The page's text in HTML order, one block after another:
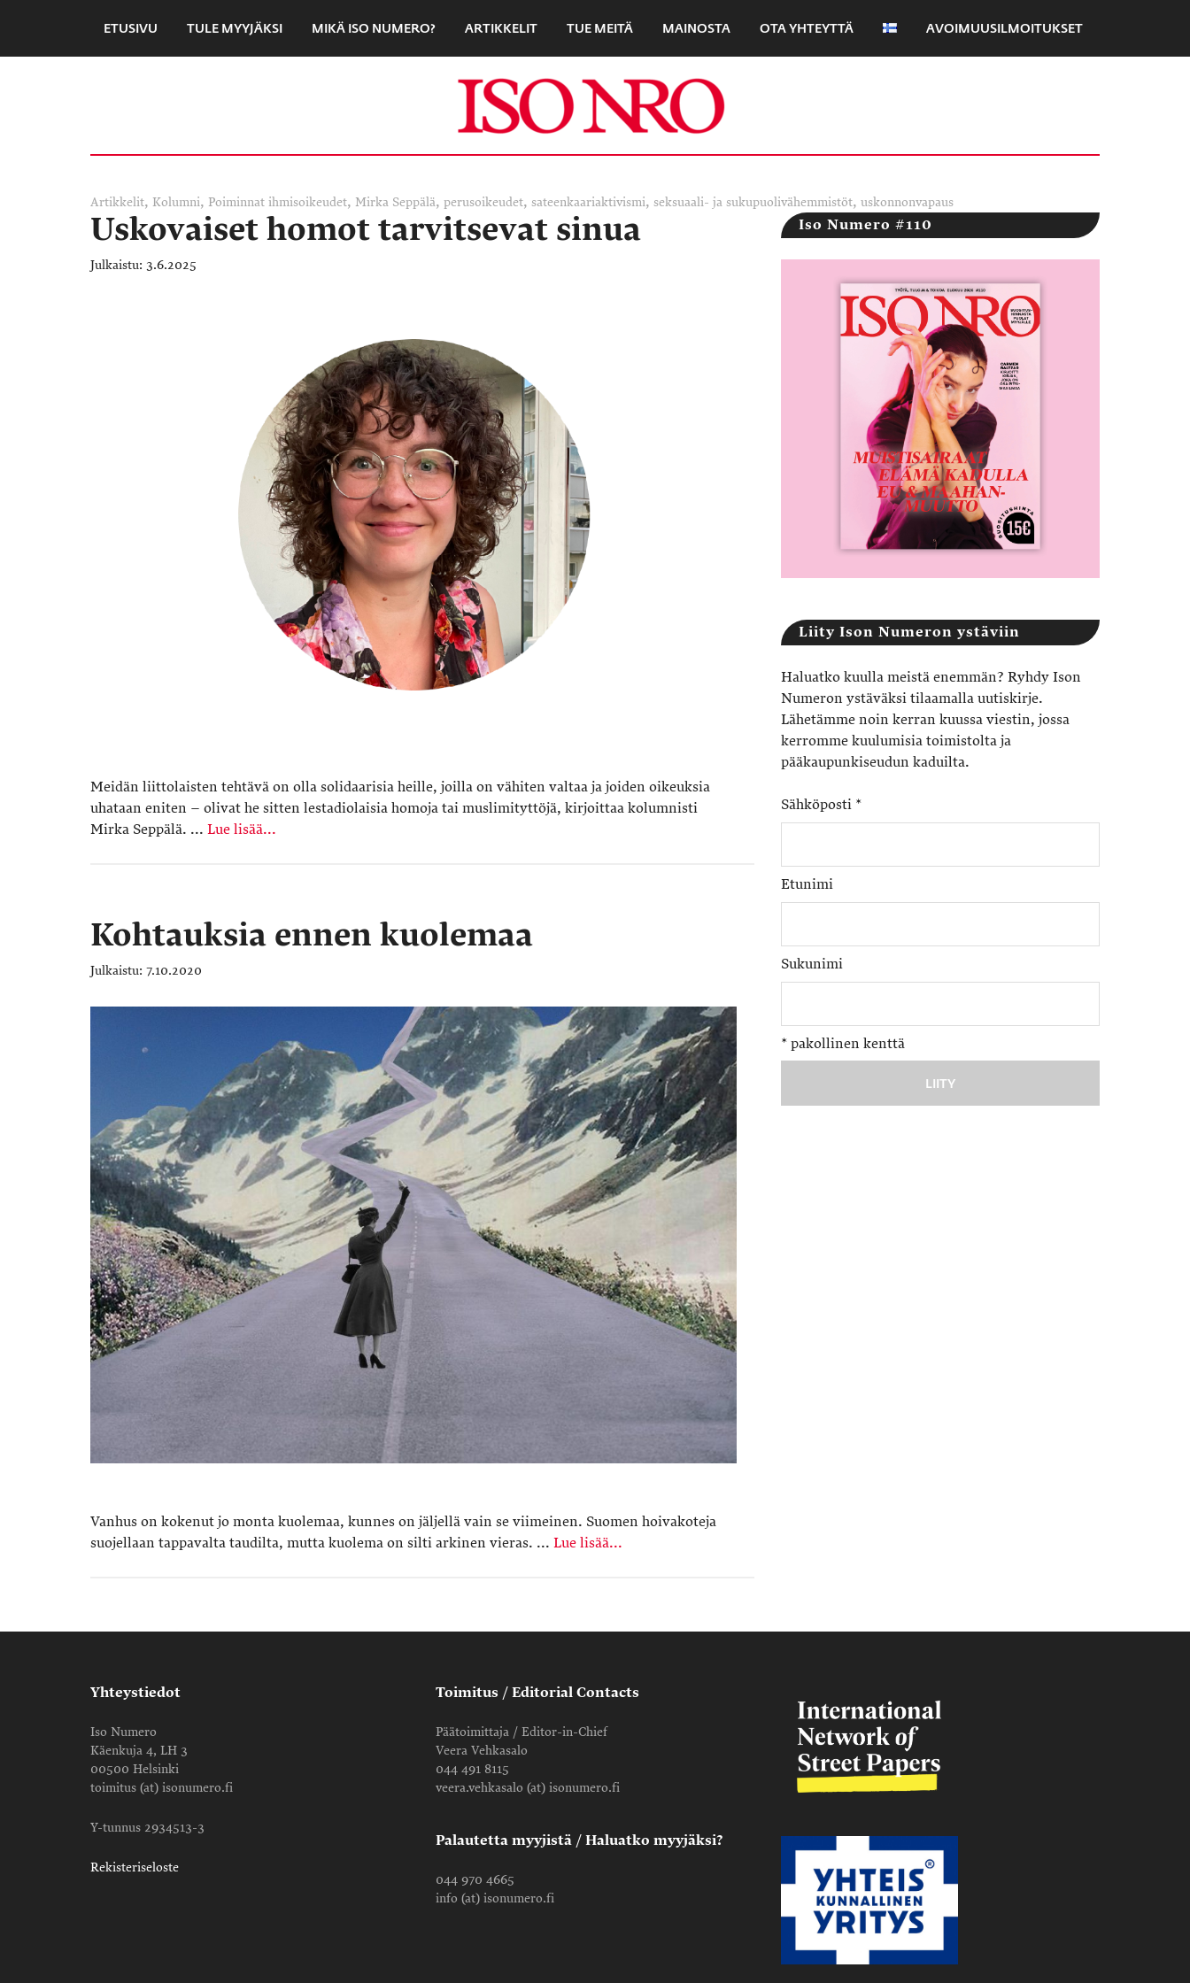
ETUSIVU TULE MYYJÄKSI MIKÄ ISO NUMERO? ARTIKKELIT TUE MEITÄ MAINOSTA OTA YHTEYTTÄ AVOIMUUSILMOITUKSET
Artikkelit, Kolumni, Poiminnat ihmisoikeudet, Mirka Seppälä, perusoikeudet, sateenkaariaktivismi, seksuaali- ja sukupuolivähemmistöt, uskonnonvapaus
Uskovaiset homot tarvitsevat sinua
3.6.2025
Meidän liittolaisten tehtävä on olla solidaarisia heille, joilla on vähiten valtaa ja joiden oikeuksia
uhataan eniten – olivat he sitten lestadiolaisia homoja tai muslimi­tyttöjä, kirjoittaa kolumnisti
Mirka Seppälä. ... Lue lisää...
Kohtauksia ennen kuolemaa
7.10.2020
Vanhus on kokenut jo monta kuolemaa, kunnes on jäljellä vain se viimeinen. Suomen hoivakoteja
suojellaan tappavalta taudilta, mutta kuolema on silti arkinen vieras. ... Lue lisää...
Iso Numero #110
Liity Ison Numeron ystäviin
Haluatko kuulla meistä enemmän? Ryhdy Ison
Numeron ystäväksi tilaamalla uutiskirje.
Lähetämme noin kerran kuussa viestin, jossa
kerromme kuulumisia toimistolta ja
pääkaupunkiseudun kaduilta.
Sähköposti *
Etunimi
Sukunimi
* pakollinen kenttä
Yhteystiedot
Iso Numero
Käenkuja 4, LH 3
00500 Helsinki
toimitus (at) isonumero.fi
Y-tunnus 2934513-3
Rekisteriseloste
Toimitus / Editorial Contacts
Päätoimittaja / Editor-in-Chief
Veera Vehkasalo
044 491 8115
veera.vehkasalo (at) isonumero.fi
Palautetta myyjistä / Haluatko myyjäksi?
044 970 4665
info (at) isonumero.fi